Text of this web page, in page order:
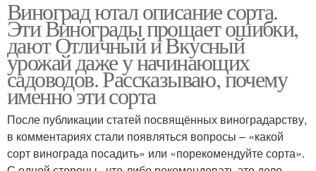
Виноград ютал описание сорта.
Эти Винограды прощает ошибки,
дают Отличный и Вкусный
урожай даже у начинающих
садоводов. Рассказываю, почему
именно эти сорта
После публикации статей посвящённых виноградарству,
в комментариях стали появляться вопросы – «какой
сорт винограда посадить» или «порекомендуйте сорта».